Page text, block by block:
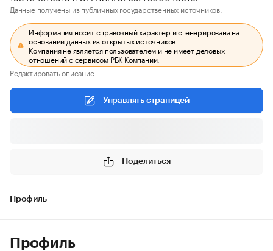
Данные получены из публичных государственных источников.
Информация носит справочный характер и сгенерирована на
основании данных из открытых источников.
Компания не является пользователем и не имеет деловых
отношений с сервисом РБК Компании.
Редактировать описание
Управлять страницей
Поделиться
Профиль
Профиль